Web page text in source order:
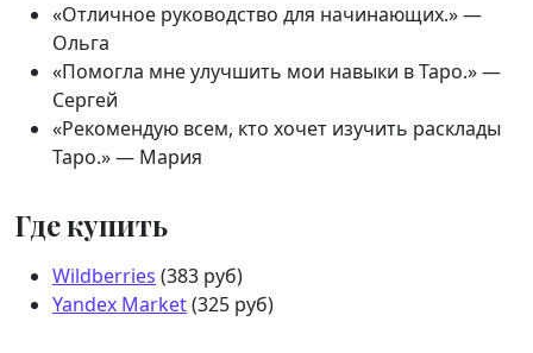
«Отличное руководство для начинающих.» —
Ольга
«Помогла мне улучшить мои навыки в Таро.» —
Сергей
«Рекомендую всем, кто хочет изучить расклады
Таро.» — Мария
Где купить
Wildberries (383 руб)
Yandex Market(325 руб)